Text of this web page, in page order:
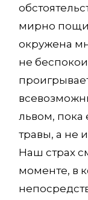
мирно
окружена
не
львом, пока
травы, а не
Наш страх
моменте, в